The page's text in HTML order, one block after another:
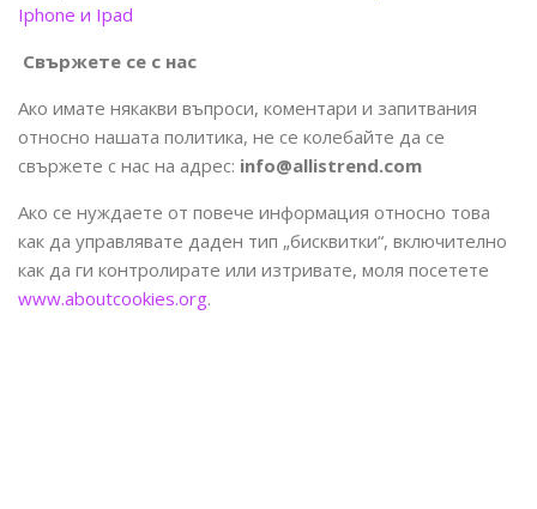
Iphone и Ipad
Свържете се с нас
Ако имате някакви въпроси, коментари и запитвания
относно нашата политика, не се колебайте да се
свържете с нас на адрес: info@allistrend.com
Ако се нуждаете от повече информация относно това
как да управлявате даден тип „бисквитки“, включително
как да ги контролирате или изтривате, моля посетете
www.aboutcookies.org.